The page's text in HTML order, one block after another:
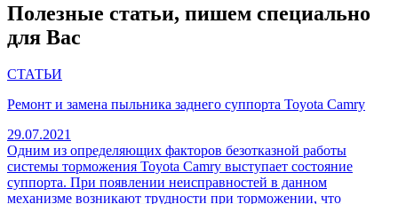
Полезные статьи, пишем специально
для Вас
СТАТЬИ
Ремонт и замена пыльника заднего суппорта Toyota Camry
29.07.2021
Одним из определяющих факторов безотказной работы
системы торможения Toyota Camry выступает состояние
суппорта. При появлении неисправностей в данном
механизме возникают трудности при торможении, что